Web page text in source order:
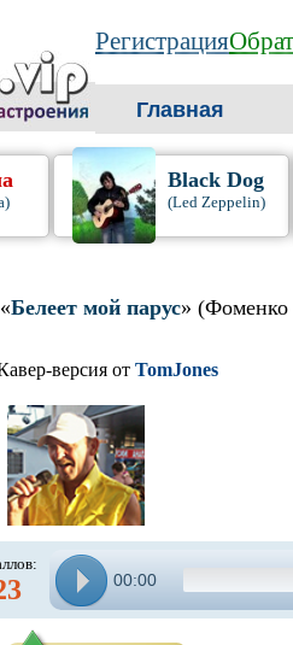
Регистрация
Главная
Black Dog
(Led Zeppelin)
Белеет мой парус»
версия от TomJones
00:00